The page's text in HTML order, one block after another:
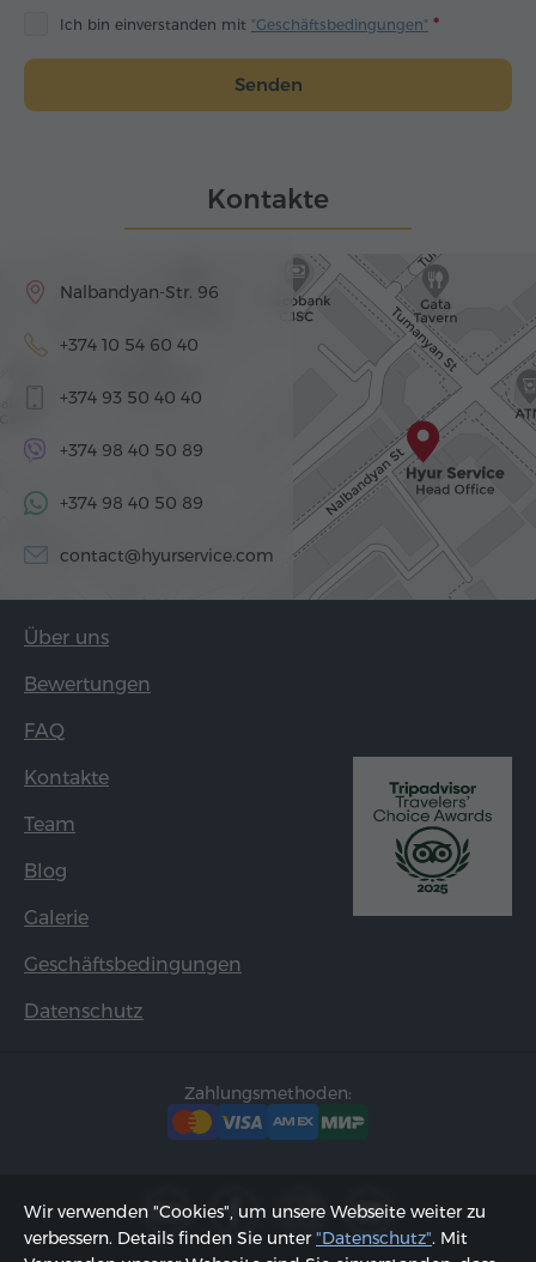
Ich bin einverstanden mit "Geschäftsbedingungen"
Senden
Kontakte
Nalbandyan-Str. 96
+374 10 54 60 40
+374 93 50 40 40
+374 98 40 50 89
+374 98 40 50 89
contact@hyurservice.com
Über uns
Bewertungen
FAQ
Kontakte
Team
Blog
Galerie
Geschäftsbedingungen
Datenschutz
Zahlungsmethoden:
Wir verwenden "Cookies", um unsere Webseite weiter zu
verbessern. Details finden Sie unter"Datenschutz". Mit